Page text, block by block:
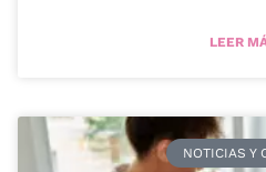
LEER
NOTICIAS Y